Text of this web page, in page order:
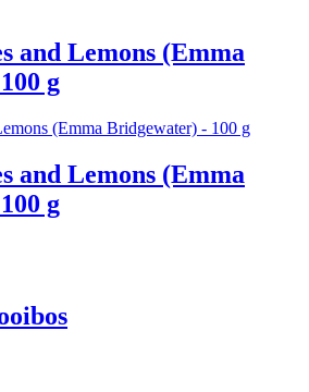
and Lemons (Emma
g
and Lemons (Emma
g